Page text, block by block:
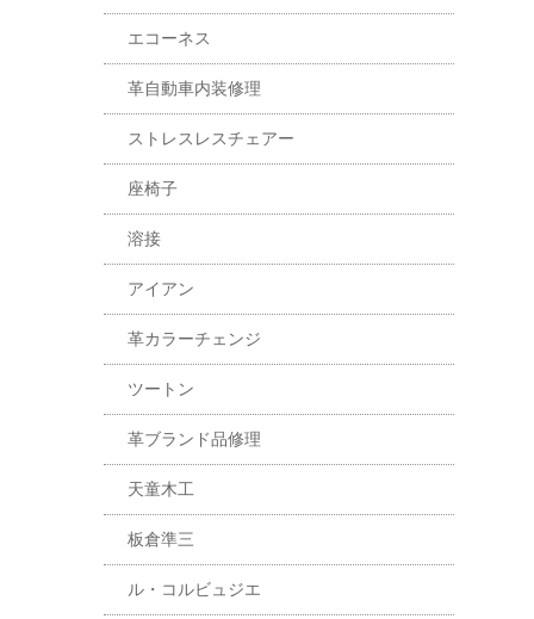
エコーネス
革自動車内装修理
ストレスレスチェアー
座椅子
溶接
アイアン
革カラーチェンジ
ツートン
革ブランド品修理
天童木工
板倉準三
ル・コルビュジエ